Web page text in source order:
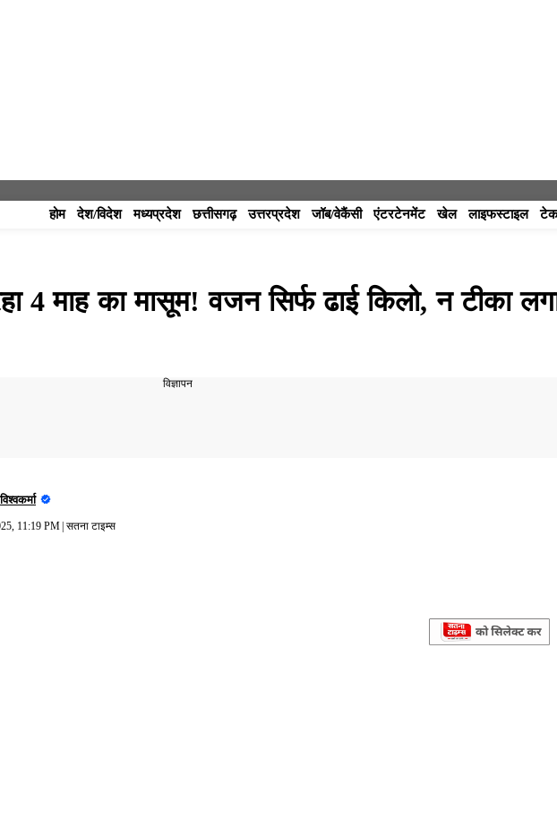
होम देश/विदेश मध्यप्रदेश छत्तीसगढ़ उत्तरप्रदेश जॉब/वेकैंसी एंटरटेनमेंट खेल लाइफस्टाइल
4 माह का मासूम! वजन सिर्फ ढाई किलो, न टीका
विज्ञापन
11:19 PM| सतना टाइम्स